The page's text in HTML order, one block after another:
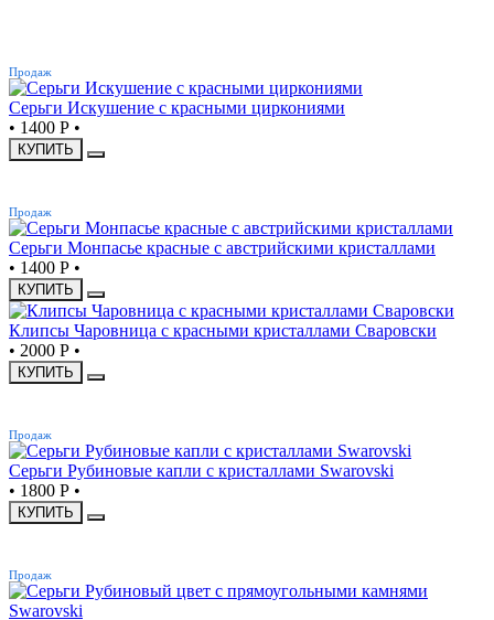
Продаж
Серьги Искушение с красными циркониями
• 1400 Р •
КУПИТЬ
Продаж
Серьги Монпасье красные с австрийскими кристаллами
• 1400 Р •
КУПИТЬ
Клипсы Чаровница с красными кристаллами Сваровски
• 2000 Р •
КУПИТЬ
Продаж
Серьги Рубиновые капли с кристаллами Swarovski
• 1800 Р •
КУПИТЬ
Продаж